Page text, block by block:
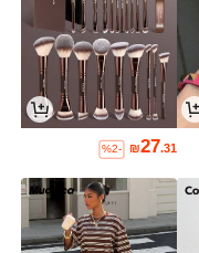
₪27.31
%2-